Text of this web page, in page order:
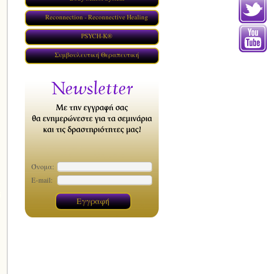
Φάση XIII
Reconnection - Reconnective Healing
PSYCH-K®
Συμβουλευτική Θεραπευτική
Όνομα:
E-mail: